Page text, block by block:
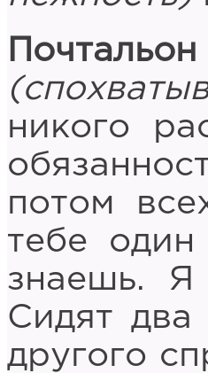
Почтальон
никого
потом
тебе
знаешь. Я
Сидят
другого